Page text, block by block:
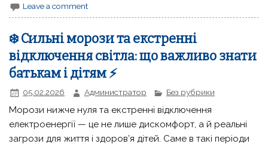
Leave a comment
❄️ Сильні морози та екстренні
відключення світла: що важливо знати
батькам і дітям ⚡
05.02.2026 Администратор Без рубрики
Морози нижче нуля та екстренні відключення
електроенергії — це не лише дискомфорт, а й реальні
загрози для життя і здоров’я дітей. Саме в такі періоди